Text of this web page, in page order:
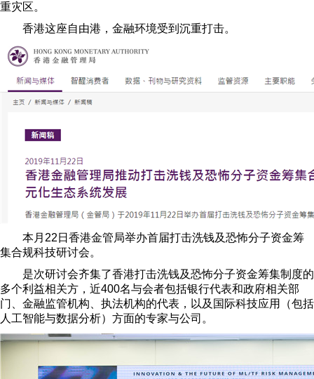
重灾区。
香港这座自由港，金融环境受到沉重打击。
本月22日香港金管局举办首届打击洗钱及恐怖分子资金筹
集合规科技研讨会。
是次研讨会齐集了香港打击洗钱及恐怖分子资金筹集制度的
多个利益相关方，近400名与会者包括银行代表和政府相关部
门、金融监管机构、执法机构的代表，以及国际科技应用（包括
人工智能与数据分析）方面的专家与公司。